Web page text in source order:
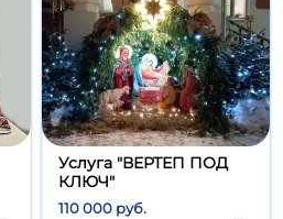
Услуга "ВЕРТЕП ПОД
КЛЮЧ"
110 000 руб.